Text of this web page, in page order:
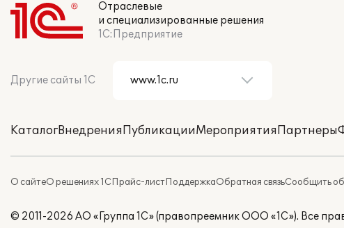
Отраслевые
и специализированные решения
1С:Предприятие
Другие сайты 1С
КаталогВнедренияПубликацииМероприятияПартнеры
О сайтеО решениях 1СПрайс-листПоддержкаОбратная связьСообщить
© 2011-2026 АО «Группа 1С» (правопреемник ООО «1С»). Все